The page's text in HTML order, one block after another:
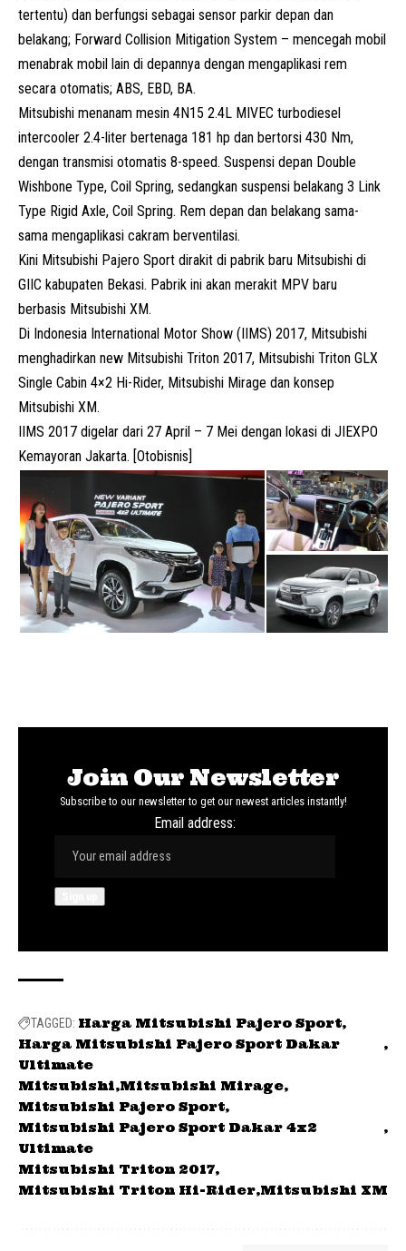
tertentu) dan berfungsi sebagai sensor parkir depan dan
belakang; Forward Collision Mitigation System – mencegah mobil
menabrak mobil lain di depannya dengan mengaplikasi rem
secara otomatis; ABS, EBD, BA.
Mitsubishi menanam mesin 4N15 2.4L MIVEC turbodiesel
intercooler 2.4-liter bertenaga 181 hp dan bertorsi 430 Nm,
dengan transmisi otomatis 8-speed. Suspensi depan Double
Wishbone Type, Coil Spring, sedangkan suspensi belakang 3 Link
Type Rigid Axle, Coil Spring. Rem depan dan belakang sama-
sama mengaplikasi cakram berventilasi.
Kini Mitsubishi Pajero Sport dirakit di pabrik baru Mitsubishi di
GIIC kabupaten Bekasi. Pabrik ini akan merakit MPV baru
berbasis Mitsubishi XM.
Di Indonesia International Motor Show (IIMS) 2017, Mitsubishi
menghadirkan new Mitsubishi Triton 2017, Mitsubishi Triton GLX
Single Cabin 4×2 Hi-Rider, Mitsubishi Mirage dan konsep
Mitsubishi XM.
IIMS 2017 digelar dari 27 April – 7 Mei dengan lokasi di JIEXPO
Kemayoran Jakarta. [Otobisnis]
Join Our Newsletter
Subscribe to our newsletter to get our newest articles instantly!
Email address:
TAGGED: Harga Mitsubishi Pajero Sport
Harga Mitsubishi Pajero Sport Dakar
Ultimate
Mitsubishi Mitsubishi Mirage
Mitsubishi Pajero Sport
Mitsubishi Pajero Sport Dakar 4x2
Ultimate
Mitsubishi Triton 2017
Mitsubishi Triton Hi-Rider Mitsubishi XM